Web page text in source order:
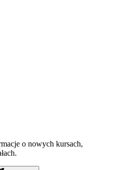
o nowych kursach,